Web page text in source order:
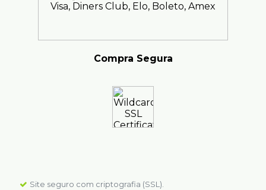
Compra Segura
Site seguro com criptografia (SSL).